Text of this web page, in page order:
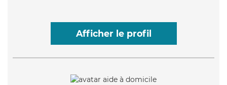
Afficher le profil